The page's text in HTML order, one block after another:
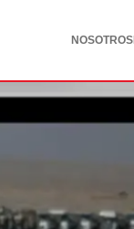
NOSOTROS